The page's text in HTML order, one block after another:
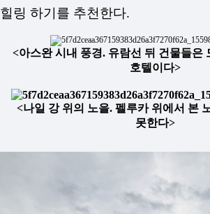
힐링 하기를 추천한다.
<아스완 시내 풍경. 유람선 뒤 건물들은
호텔이다>
<나일 강 위의 노을. 펠루카 위에서 본
못한다>